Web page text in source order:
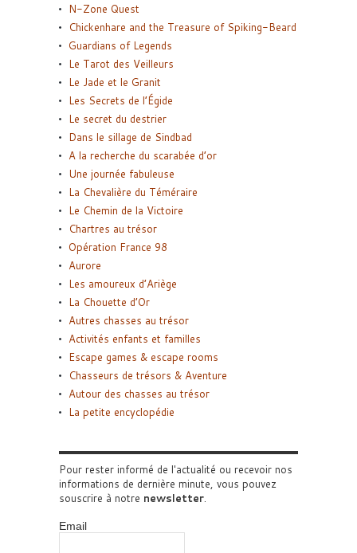
N-Zone Quest
Chickenhare and the Treasure of Spiking-Beard
Guardians of Legends
Le Tarot des Veilleurs
Le Jade et le Granit
Les Secrets de l’Égide
Le secret du destrier
Dans le sillage de Sindbad
A la recherche du scarabée d’or
Une journée fabuleuse
La Chevalière du Téméraire
Le Chemin de la Victoire
Chartres au trésor
Opération France 98
Aurore
Les amoureux d’Ariège
La Chouette d’Or
Autres chasses au trésor
Activités enfants et familles
Escape games & escape rooms
Chasseurs de trésors & Aventure
Autour des chasses au trésor
La petite encyclopédie
Pour rester informé de l'actualité ou recevoir nos
informations de dernière minute, vous pouvez
souscrire à notre newsletter
Email